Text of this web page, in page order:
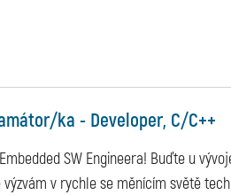
ka - Developer, C/C++
SW Engineera! Buďte u
v rychle se měnícím světě